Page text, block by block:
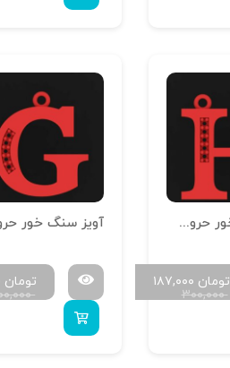
آویز سنگ خور حروف سایز کوچک H-MAYA-S-08
۳۰۰,۰۰۰
۱۸۷,۰۰۰ تومان تومان